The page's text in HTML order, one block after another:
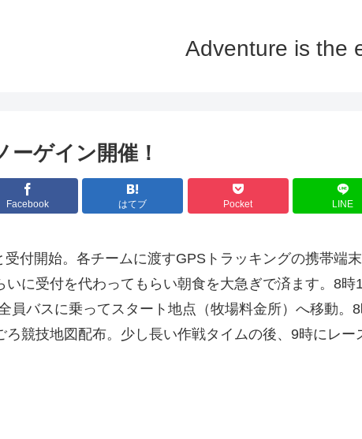
Adventure is the
ーゲイン開催！
Facebook はてブ Pocket LINE
付開始。各チームに渡すGPSトラッキングの携帯端
いに受付を代わってもらい朝食を大急ぎで済ます。8時
員バスに乗ってスタート地点（牧場料金所）へ移動。
ろ競技地図配布。少し長い作戦タイムの後、9時にレー